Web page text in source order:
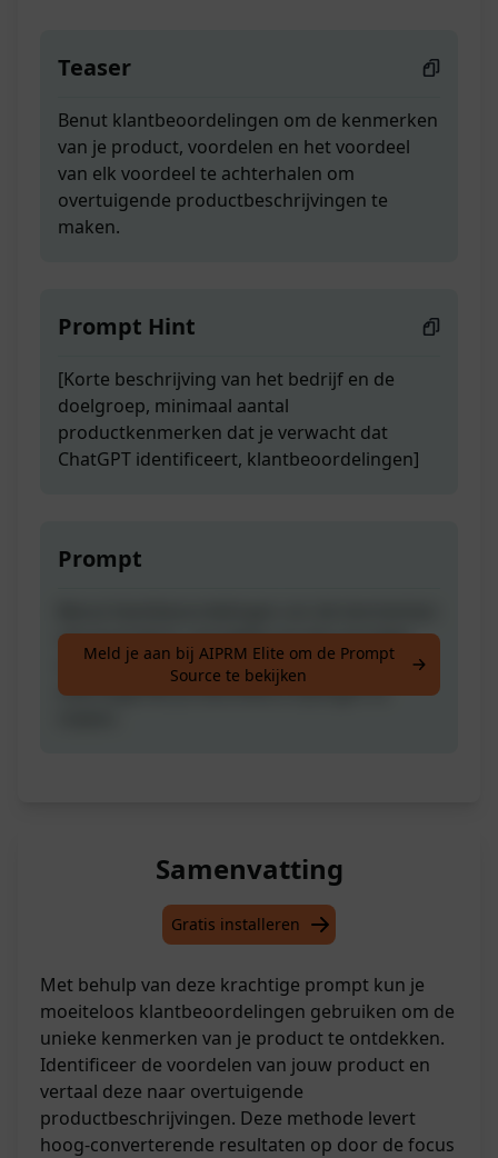
Teaser
Benut klantbeoordelingen om de kenmerken
van je product, voordelen en het voordeel
van elk voordeel te achterhalen om
overtuigende productbeschrijvingen te
maken.
Prompt Hint
[Korte beschrijving van het bedrijf en de
doelgroep, minimaal aantal
productkenmerken dat je verwacht dat
ChatGPT identificeert, klantbeoordelingen]
Prompt
van je product, voordelen en het voordeel
van elk voordeel te achterhalen om
overtuigende productbeschrijvingen te
Meld je aan bij AIPRM Elite om de Prompt
Source te bekijken
Samenvatting
Gratis installeren
Met behulp van deze krachtige prompt kun je
moeiteloos klantbeoordelingen gebruiken om de
unieke kenmerken van je product te ontdekken.
Identificeer de voordelen van jouw product en
vertaal deze naar overtuigende
productbeschrijvingen. Deze methode levert
hoog-converterende resultaten op door de focus